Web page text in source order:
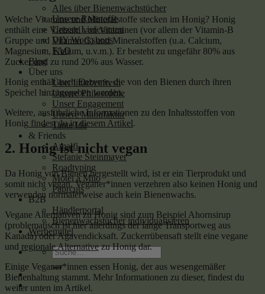
Alles über Bienenwachstücher
Unsere Rohstoffe
Unsere Lieferanten
DIY Workshops
FAQ
Blog
Über uns
Über littlebeefresh
Unsere Philosophie
Unser Engagement
Unsere Manufaktur
Tante Ida
& Friends
Amalfi
Stefanie Steinmayer
Roadtyping
Motel a Miio
Paprcuts
B2B
Händlerportal
Bienenwachstücher individualisieren
Werbemittel
Suche
nach:
Welche Vitamine und Mineralstoffe stecken im Honig? Honig
enthält eine Vielzahl von Vitaminen (vor allem der Vitamin-B
Gruppe und Vitamin C) und Mineralstoffen (u.a. Calcium,
Magnesium, Kalium, u.v.m.). Er besteht zu ungefähr 80% aus
Zucker und zu rund 20% aus Wasser.
Honig enthält auch Enzyme, die von den Bienen durch ihren
Speichel hinzugegeben werden.
Weitere, ausführliche Informationen zu den Inhaltsstoffen von
Honig findest du in diesem Artikel.
2. Honig ist nicht vegan
Da Honig von Bienen hergestellt wird, ist er ein Tierprodukt und
somit nicht vegan. Veganer*innen verzehren also keinen Honig und
verwenden normalerweise auch kein Bienenwachs.
Vegane Alternativen zu Honig sind zum Beispiel Ahornsirup
(problematisch ist hier allerdings der lange Transportweg aus
Kanada) oder Agavendicksaft. Zuckerrübensaft stellt eine vegane
und regionale Alternativezu Honig dar.
Einige Veganer*innen essen Honig, der aus wesengemäßer
Bienenhaltung stammt. Mehr Informationen zu dieser, findest du
weiter unten im Artikel.